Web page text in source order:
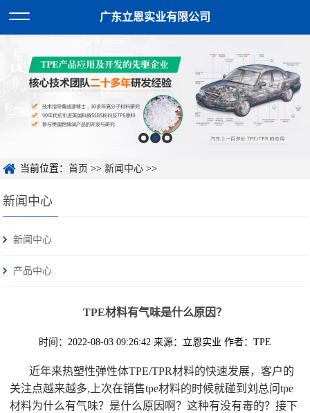
广东立恩实业有限公司
当前位置：首页 >>新闻中心 >>
新闻中心
新闻中心
产品中心
TPE材料有气味是什么原因？
时间：2022-08-03 09:26:42 来源：立恩实业 作者：TPE
近年来热塑性弹性体TPE/TPR材料的快速发展，客户的
关注点越来越多,上次在销售tpe材料的时候就碰到刘总问tpe
材料为什么有气味？是什么原因啊？这种有没有毒的？接下